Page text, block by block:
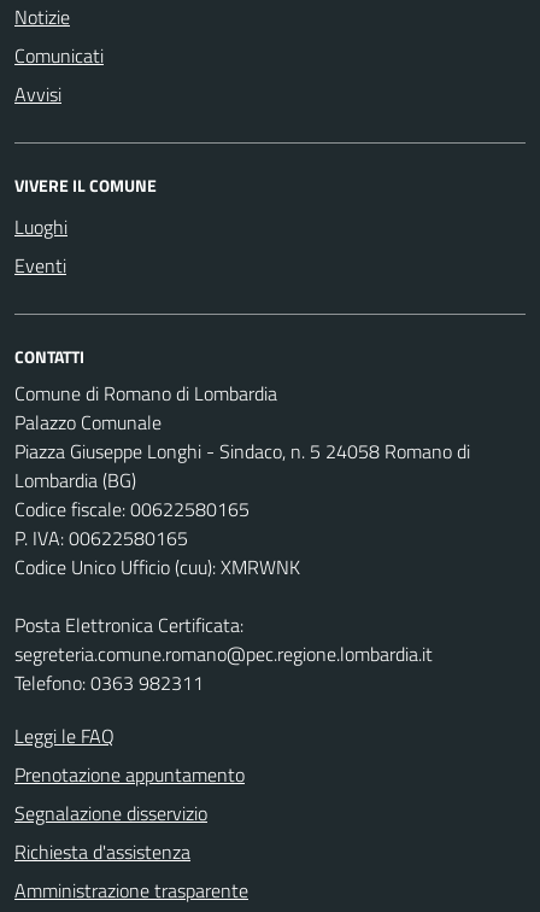
Notizie
Comunicati
Avvisi
VIVERE IL COMUNE
Luoghi
Eventi
CONTATTI
Comune di Romano di Lombardia
Palazzo Comunale
Piazza Giuseppe Longhi - Sindaco, n. 5 24058 Romano di
Lombardia (BG)
Codice fiscale: 00622580165
P. IVA: 00622580165
Codice Unico Ufficio (cuu): XMRWNK
Posta Elettronica Certificata:
segreteria.comune.romano@pec.regione.lombardia.it
Telefono: 0363 982311
Leggi le FAQ
Prenotazione appuntamento
Segnalazione disservizio
Richiesta d'assistenza
Amministrazione trasparente